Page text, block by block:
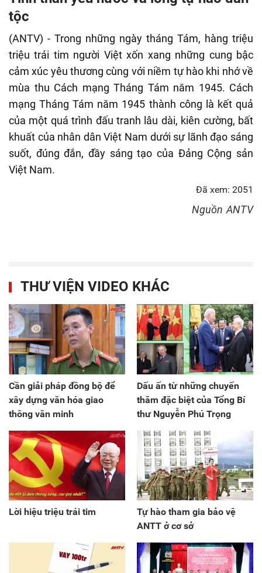
tộc
(ANTV) - Trong những ngày tháng Tám, hàng triệu
triệu trái tim người Việt xốn xang những cung bậc
cảm xúc yêu thương cùng với niềm tự hào khi nhớ về
mùa thu Cách mạng Tháng Tám năm 1945. Cách
mạng Tháng Tám năm 1945 thành công là kết quả
của một quá trình đấu tranh lâu dài, kiên cường, bất
khuất của nhân dân Việt Nam dưới sự lãnh đạo sáng
suốt, đúng đắn, đầy sáng tạo của Đảng Cộng sản
Việt Nam.
Đã xem: 2051
Nguồn ANTV
THƯ VIỆN VIDEO KHÁC
Cần giải pháp đồng bộ để
xây dựng văn hóa giao
thông văn minh
Dấu ấn từ những chuyến
thăm đặc biệt của Tổng Bí
thư Nguyễn Phú Trọng
Lời hiệu triệu trái tim
Tự hào tham gia bảo vệ
ANTT ở cơ sở